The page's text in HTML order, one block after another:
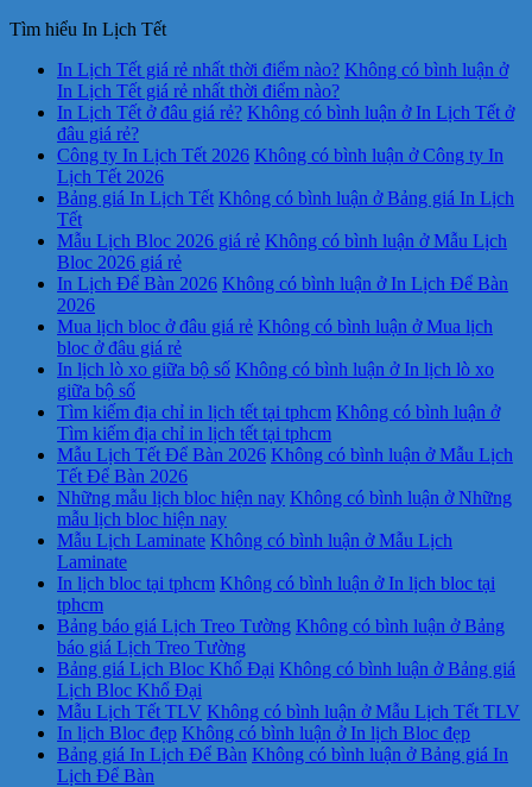
Tìm hiểu In Lịch Tết
In Lịch Tết giá rẻ nhất thời điểm nào? Không có bình luận ở
In Lịch Tết giá rẻ nhất thời điểm nào?
In Lịch Tết ở đâu giá rẻ? Không có bình luận ở In Lịch Tết ở
đâu giá rẻ?
Công ty In Lịch Tết 2026 Không có bình luận ở Công ty In
Lịch Tết 2026
Bảng giá In Lịch Tết Không có bình luận ở Bảng giá In Lịch
Tết
Mẫu Lịch Bloc 2026 giá rẻ Không có bình luận ở Mẫu Lịch
Bloc 2026 giá rẻ
In Lịch Để Bàn 2026 Không có bình luận ở In Lịch Để Bàn
2026
Mua lịch bloc ở đâu giá rẻ Không có bình luận ở Mua lịch
bloc ở đâu giá rẻ
In lịch lò xo giữa bộ số Không có bình luận ở In lịch lò xo
giữa bộ số
Tìm kiếm địa chỉ in lịch tết tại tphcm Không có bình luận ở
Tìm kiếm địa chỉ in lịch tết tại tphcm
Mẫu Lịch Tết Để Bàn 2026 Không có bình luận ở Mẫu Lịch
Tết Để Bàn 2026
Những mẫu lịch bloc hiện nay Không có bình luận ở Những
mẫu lịch bloc hiện nay
Mẫu Lịch Laminate Không có bình luận ở Mẫu Lịch
Laminate
In lịch bloc tại tphcm Không có bình luận ở In lịch bloc tại
tphcm
Bảng báo giá Lịch Treo Tường Không có bình luận ở Bảng
báo giá Lịch Treo Tường
Bảng giá Lịch Bloc Khổ Đại Không có bình luận ở Bảng giá
Lịch Bloc Khổ Đại
Mẫu Lịch Tết TLV Không có bình luận ở Mẫu Lịch Tết TLV
In lịch Bloc đẹp Không có bình luận ở In lịch Bloc đẹp
Bảng giá In Lịch Để Bàn Không có bình luận ở Bảng giá In
Lịch Để Bàn